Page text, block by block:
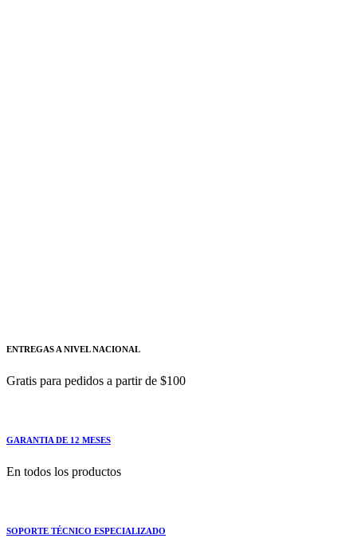
ENTREGAS A NIVEL NACIONAL
Gratis para pedidos a partir de $100
GARANTIA DE 12 MESES
En todos los productos
SOPORTE TÉCNICO ESPECIALIZADO